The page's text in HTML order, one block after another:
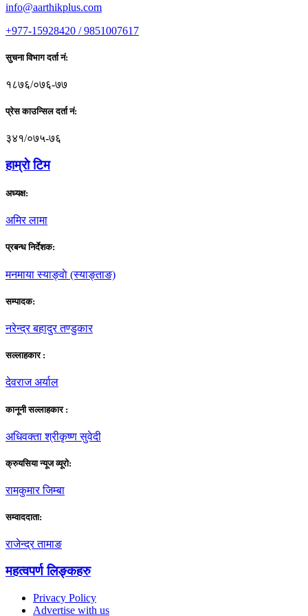
info@aarthikplus.com
+977-15928420 / 9851007617
सुचना विभाग दर्ता नं:
१८७६/०७६-७७
प्रेस काउन्सिल दर्ता नं:
३४१/०७५-७६
हाम्राे टिम
अध्यक्ष:
अमिर लामा
प्रबन्ध निर्देशक:
मनमाया स्याङ्वाे (स्याङ्ताङ)
सम्पादक:
नरेन्द्र बहादुर तण्डुकार
सल्लाहकार :
देवराज अर्याल
कानूनी सल्लाहकार :
अधिवक्ता श्रीकृष्ण सुवेदी
क्रुयसिया न्यूज व्यूराे:
रामकुमार जिम्बा
सम्वाददाता:
राजेन्द्र तामाङ
महत्वपर्ण लिङ्कहरु
Privacy Policy
Advertise with us